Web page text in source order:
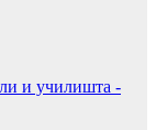
и училишта -